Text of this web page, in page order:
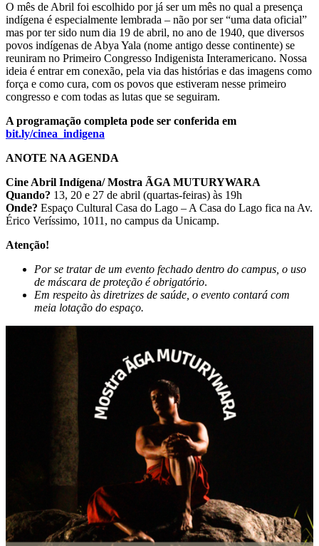
O mês de Abril foi escolhido por já ser um mês no qual a presença
indígena é especialmente lembrada – não por ser “uma data oficial”
mas por ter sido num dia 19 de abril, no ano de 1940, que diversos
povos indígenas de Abya Yala (nome antigo desse continente) se
reuniram no Primeiro Congresso Indigenista Interamericano. Nossa
ideia é entrar em conexão, pela via das histórias e das imagens como
força e como cura, com os povos que estiveram nesse primeiro
congresso e com todas as lutas que se seguiram.
A programação completa pode ser conferida em
bit.ly/cinea_indigena
ANOTE NA AGENDA
Cine Abril Indígena/ Mostra ÃGA MUTURYWARA
Quando? 13, 20 e 27 de abril (quartas-feiras) às 19h
Onde? Espaço Cultural Casa do Lago – A Casa do Lago fica na Av.
Érico Veríssimo, 1011, no campus da Unicamp.
Atenção!
Por se tratar de um evento fechado dentro do campus, o uso
de máscara de proteção é obrigatório.
Em respeito às diretrizes de saúde, o evento contará com
meia lotação do espaço.